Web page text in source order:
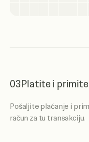
03Platite i
Pošaljite plaćanje i
račun za tu transakciju.